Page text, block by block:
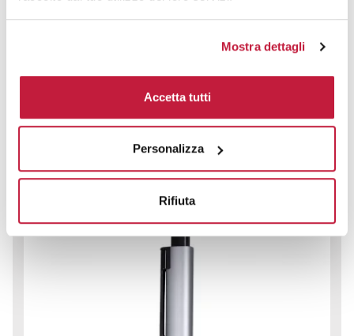
Mostra dettagli
Accetta tutti
Personalizza
Rifiuta
CODICE ART.
Materiale
Misure